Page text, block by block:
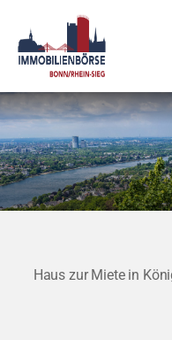
Inhalt
springen
Haus zur Miete in